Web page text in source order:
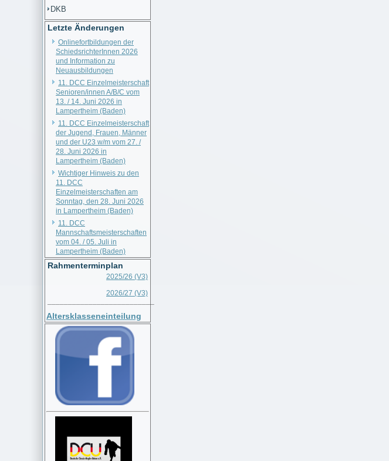
DKB
Letzte Änderungen
Onlinefortbildungen der
SchiedsrichterInnen 2026
und Information zu
Neuausbildungen
11. DCC Einzelmeisterschaft
Senioren/innen A/B/C vom
13. / 14. Juni 2026 in
Lampertheim (Baden)
11. DCC Einzelmeisterschaft
der Jugend, Frauen, Männer
und der U23 w/m vom 27. /
28. Juni 2026 in
Lampertheim (Baden)
Wichtiger Hinweis zu den
11. DCC
Einzelmeisterschaften am
Sonntag, den 28. Juni 2026
in Lampertheim (Baden)
11. DCC
Mannschaftsmeisterschaften
vom 04. / 05. Juli in
Lampertheim (Baden)
Rahmenterminplan
2025/26 (V3)
2026/27 (V3)
Altersklasseneinteilung